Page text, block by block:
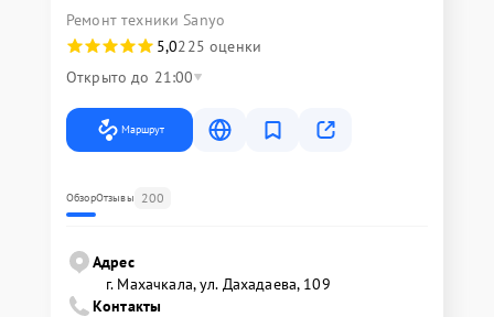
Ремонт техники Sanyo
5,0225 оценки
Открыто до 21:00
Маршрут
ОбзорОтзывы 200
Адрес
г. Махачкала, ул. Дахадаева, 109
Контакты